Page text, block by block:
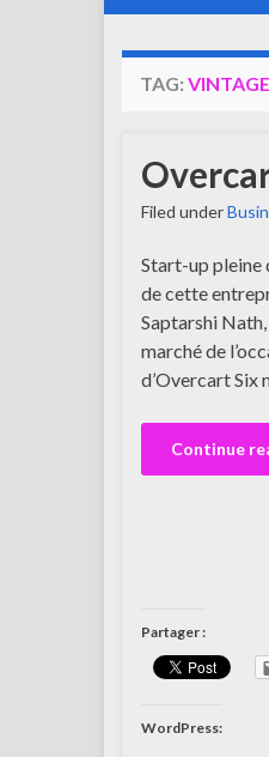
TAG:
Filed under
Start-up pleine
de cette
Saptarshi
marché de
d’Overcart Six
Continue
Partager :
WordPress: